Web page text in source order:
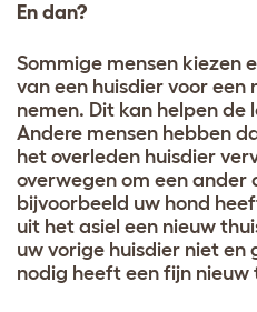
En dan?
Sommige mensen kiezen
van een huisdier voor een
nemen. Dit kan helpen de
Andere mensen hebben
het overleden huisdier
overwegen om een ander
bijvoorbeeld uw hond
uit het asiel een nieuw
uw vorige huisdier niet
nodig heeft een fijn nieuw